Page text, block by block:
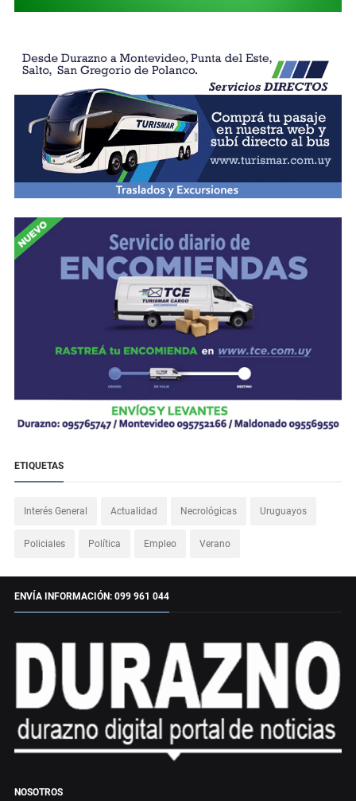
ETIQUETAS
Interés General Actualidad Necrológicas Uruguayos
Policiales Política Empleo Verano
ENVÍA INFORMACIÓN: 099 961 044
NOSOTROS